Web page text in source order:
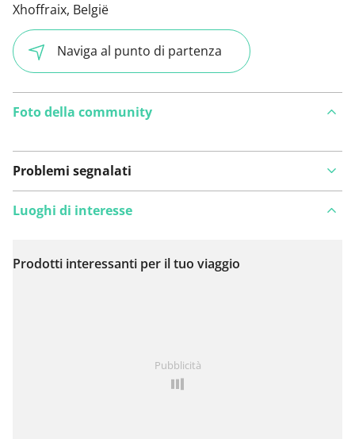
Xhoffraix, België
Naviga al punto di partenza
Foto della community
Problemi segnalati
Visualizza sulla mappa
Luoghi di interesse
Prodotti interessanti per il tuo viaggio
Pubblicità